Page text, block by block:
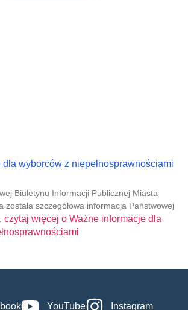
wyborców z niepełnosprawnościami
Biuletynu Informacji Publicznej Miasta
została szczegółowa informacja Państwowej
czytaj więcej o Ważne informacje dla
YouTube Instagram